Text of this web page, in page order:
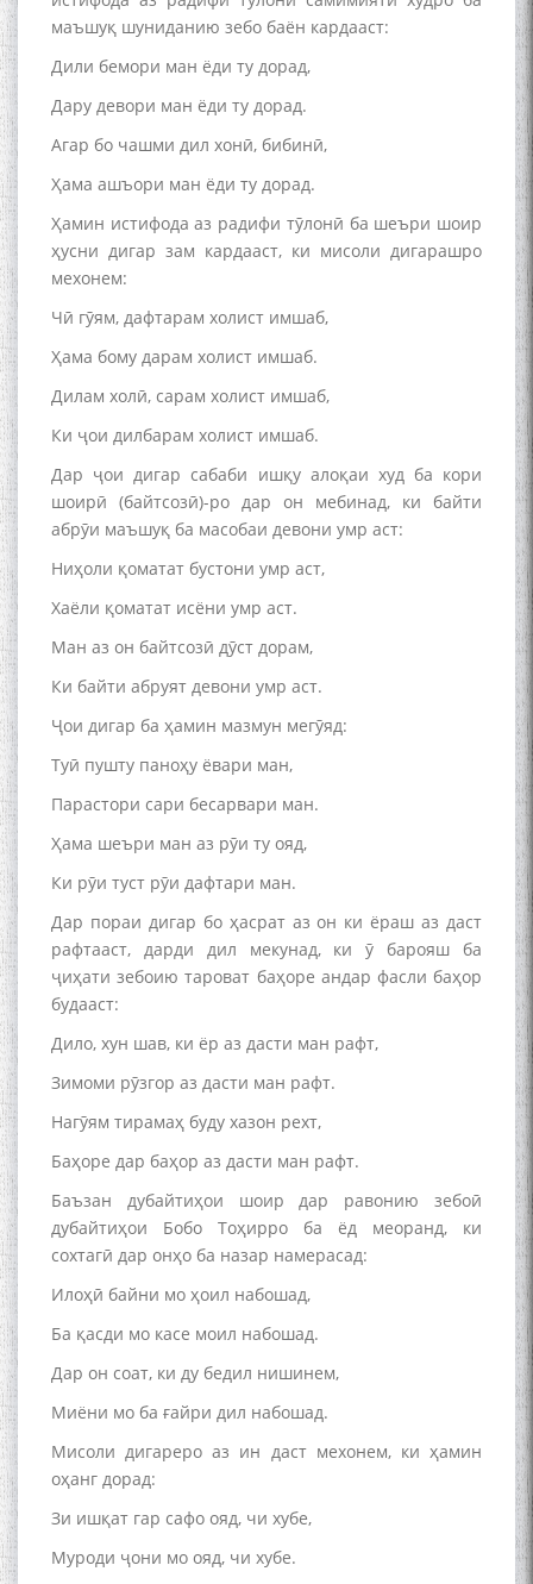
маъшуқ шуниданию зебо баён кардааст:
Дили бемори ман ёди ту дорад,
Дару девори ман ёди ту дорад.
Агар бо чашми дил хонӣ, бибинӣ,
Ҳама ашъори ман ёди ту дорад.
Ҳамин истифода аз радифи тӯлонӣ ба шеъри шоир
ҳусни дигар зам кардааст, ки мисоли дигарашро
мехонем:
Чӣ гӯям, дафтарам холист имшаб,
Ҳама бому дарам холист имшаб.
Дилам холӣ, сарам холист имшаб,
Ки ҷои дилбарам холист имшаб.
Дар ҷои дигар сабаби ишқу алоқаи худ ба кори
шоирӣ (байтсозӣ)-ро дар он мебинад, ки байти
абрӯи маъшуқ ба масобаи девони умр аст:
Ниҳоли қоматат бустони умр аст,
Хаёли қоматат исёни умр аст.
Ман аз он байтсозӣ дӯст дорам,
Ки байти абруят девони умр аст.
Ҷои дигар ба ҳамин мазмун мегӯяд:
Туӣ пушту паноҳу ёвари ман,
Парастори сари бесарвари ман.
Ҳама шеъри ман аз рӯи ту ояд,
Ки рӯи туст рӯи дафтари ман.
Дар пораи дигар бо ҳасрат аз он ки ёраш аз даст
рафтааст, дарди дил мекунад, ки ӯ барояш ба
ҷиҳати зебоию тароват баҳоре андар фасли баҳор
будааст:
Дило, хун шав, ки ёр аз дасти ман рафт,
Зимоми рӯзгор аз дасти ман рафт.
Нагӯям тирамаҳ буду хазон рехт,
Баҳоре дар баҳор аз дасти ман рафт.
Баъзан дубайтиҳои шоир дар равонию зебоӣ
дубайтиҳои Бобо Тоҳирро ба ёд меоранд, ки
сохтагӣ дар онҳо ба назар намерасад:
Илоҳӣ байни мо ҳоил набошад,
Ба қасди мо касе моил набошад.
Дар он соат, ки ду бедил нишинем,
Миёни мо ба ғайри дил набошад.
Мисоли дигареро аз ин даст мехонем, ки ҳамин
оҳанг дорад:
Зи ишқат гар сафо ояд, чи хубе,
Муроди ҷони мо ояд, чи хубе.